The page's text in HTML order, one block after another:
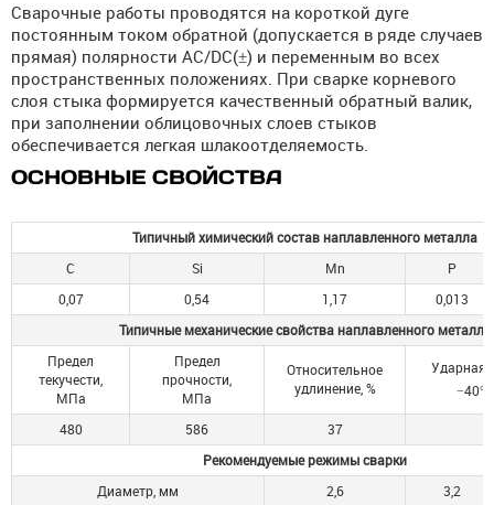
Сварочные работы проводятся на короткой дуге
постоянным током обратной (допускается в ряде случаев
прямая) полярности AC/DC(±) и переменным во всех
пространственных положениях. При сварке корневого
слоя стыка формируется качественный обратный валик,
при заполнении облицовочных слоев стыков
обеспечивается легкая шлакоотделяемость.
ОСНОВНЫЕ СВОЙСТВА
Типичный химический состав наплавленного металла
C
Si Mn
P
0,07
0,54 1,17
0,013
Типичные механические свойства наплавленного металла
Предел
текучести,
МПа
Предел
прочности,
МПа
Относительное
удлинение, %
Ударная
480 586
37
Рекомендуемые режимы сварки
Диаметр, мм
2,6
3,2